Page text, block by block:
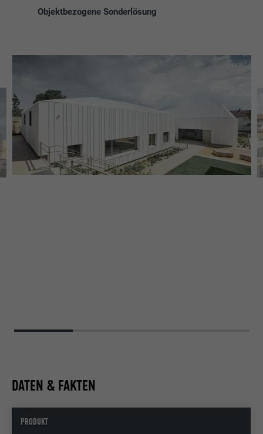
Objektbezogene Sonderlösung
DATEN & FAKTEN
PRODUKT